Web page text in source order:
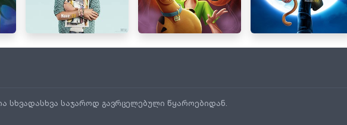
სხვადასხვა საჯაროდ გავრცელებული წყაროებიდან.